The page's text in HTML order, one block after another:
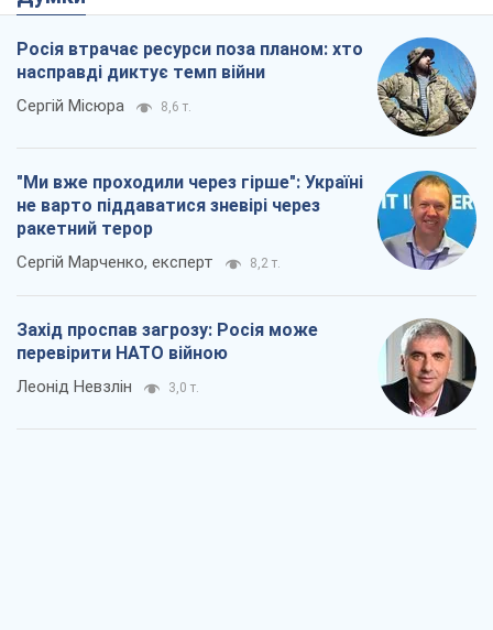
Росія втрачає ресурси поза планом: хто
насправді диктує темп війни
Сергій Місюра 8,6 т.
"Ми вже проходили через гірше": Україні
не варто піддаватися зневірі через
ракетний терор
Сергій Марченко, експерт 8,2 т.
Захід проспав загрозу: Росія може
перевірити НАТО війною
Леонід Невзлін 3,0 т.